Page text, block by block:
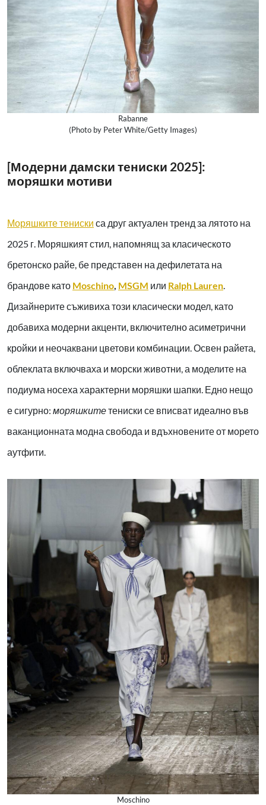
Rabanne
(Photo by Peter White/Getty Images)
[Модерни дамски тениски 2025]:
моряшки мотиви
Моряшките тениски са друг актуален тренд за лятото на
2025 г. Моряшкият стил, напомнящ за класическото
бретонско райе, бе представен на дефилетата на
брандове като Moschino MSGM или Ralph Lauren
Дизайнерите съживиха този класически модел, като
добавиха модерни акценти, включително асиметрични
кройки и неочаквани цветови комбинации. Освен райета,
облеклата включваха и морски животни, а моделите на
подиума носеха характерни моряшки шапки. Едно нещо
е сигурно: моряшкитетениски се вписват идеално във
ваканционната модна свобода и вдъхновените от морето
аутфити.
Moschino